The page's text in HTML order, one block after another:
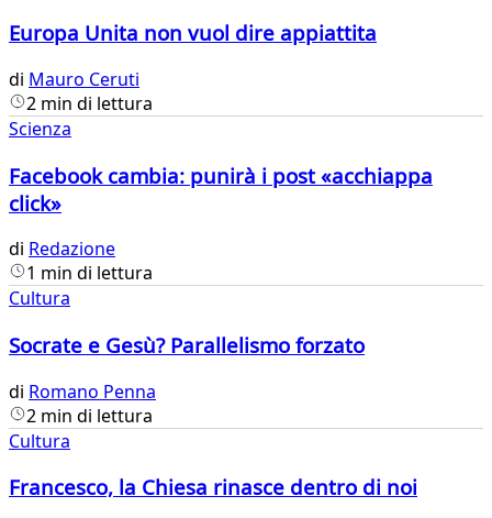
Europa Unita non vuol dire appiattita
di Mauro Ceruti
2 min di lettura
Scienza
Facebook cambia: punirà i post «acchiappa
click»
di Redazione
1 min di lettura
Cultura
Socrate e Gesù? Parallelismo forzato
di Romano Penna
2 min di lettura
Cultura
Francesco, la Chiesa rinasce dentro di noi